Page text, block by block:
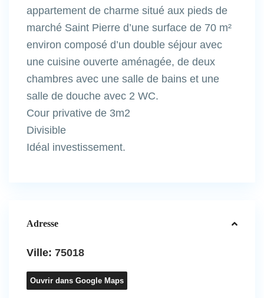
appartement de charme situé aux pieds de
marché Saint Pierre d’une surface de 70 m²
environ composé d’un double séjour avec
une cuisine ouverte aménagée, de deux
chambres avec une salle de bains et une
salle de douche avec 2 WC.
Cour privative de 3m2
Divisible
Idéal investissement.
Adresse
Ville: 75018
Ouvrir dans Google Maps